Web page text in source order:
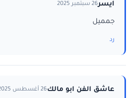
ايسر26 سبتمبر 2025
جمميل
رد
عاشق الفن ابو مالك26 أغسطس 2025